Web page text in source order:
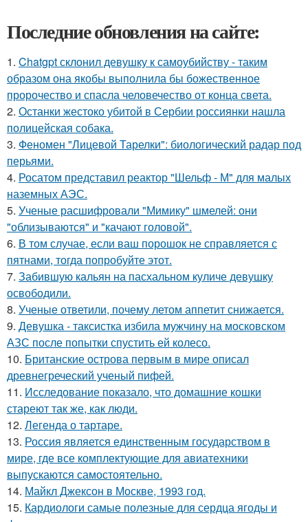
Последние обновления на сайте:
1. Chatgpt склонил девушку к самоубийству - таким
образом она якобы выполнила бы божественное
пророчество и спасла человечество от конца света.
2. Останки жестоко убитой в Сербии россиянки нашла
полицейская собака.
3. Феномен "Лицевой Тарелки": биологический радар под
перьями.
4. Росатом представил реактор "Шельф - М" для малых
наземных АЭС.
5. Ученые расшифровали "Мимику" шмелей: они
"облизываются" и "качают головой".
6. В том случае, если ваш порошок не справляется с
пятнами, тогда попробуйте этот.
7. Забившую кальян на пасхальном куличе девушку
освободили.
8. Ученые ответили, почему летом аппетит снижается.
9. Девушка - таксистка избила мужчину на московском
АЗС после попытки спустить ей колесо.
10. Британские острова первым в мире описал
древнегреческий ученый пифей.
11. Исследование показало, что домашние кошки
стареют так же, как люди.
12. Легенда о тартаре.
13. Россия является единственным государством в
мире, где все комплектующие для авиатехники
выпускаются самостоятельно.
14. Майкл Джексон в Москве, 1993 год.
15. Кардиологи самые полезные для сердца ягоды и